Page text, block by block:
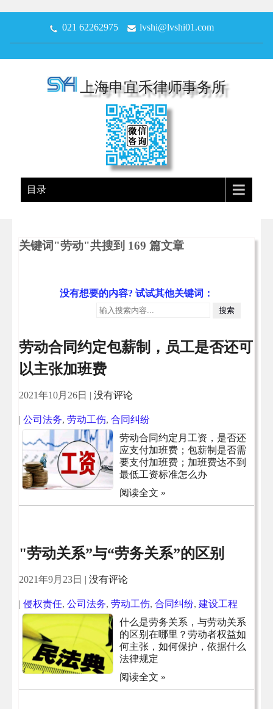
021 62262975 lvshi@lvshi01.com
上海申宜禾律师事务所
目录
关键词"劳动"共搜到 169 篇文章
没有想要的内容? 试试其他关键词：
劳动合同约定包薪制，员工是否还可
以主张加班费
2021年10月26日 | 没有评论
| 公司法务, 劳动工伤, 合同纠纷
劳动合同约定月工资，是否还
应支付加班费；包薪制是否需
要支付加班费；加班费达不到
最低工资标准怎么办
阅读全文 »
"劳动关系”与“劳务关系”的区别
2021年9月23日 | 没有评论
| 侵权责任, 公司法务, 劳动工伤, 合同纠纷, 建设工程
什么是劳务关系，与劳动关系
的区别在哪里？劳动者权益如
何主张，如何保护，依据什么
法律规定
阅读全文 »